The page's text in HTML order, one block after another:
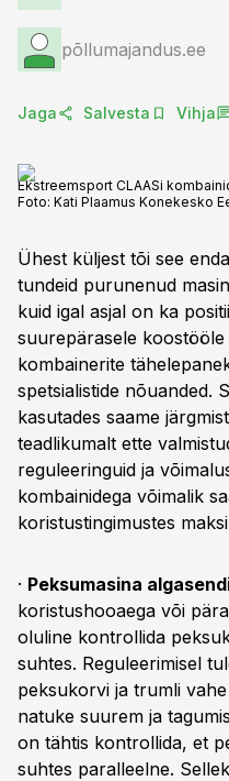
põllumajandus.ee
Jaga Salvesta Vihja
Ekstreemsport CLAASi
Foto: Kati Plaamus Konekesko
Ühest küljest tõi see
tundeid purunenud
kuid igal asjal on ka
suurepärasele
kombainerite
spetsialistide nõuanded.
kasutades saame
teadlikumalt ette
reguleeringuid ja
kombainidega võimalik
koristustingimustes
· Peksumasina
koristushooaega või
oluline kontrollida
suhtes. Reguleerimisel
peksukorvi ja trumli
natuke suurem ja
on tähtis kontrollida, et
suhtes paralleelne.